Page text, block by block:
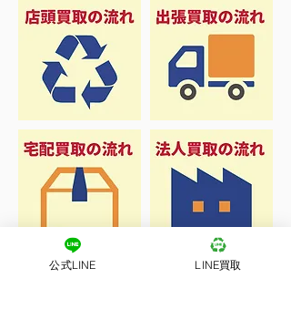
公式LINE LINE買取